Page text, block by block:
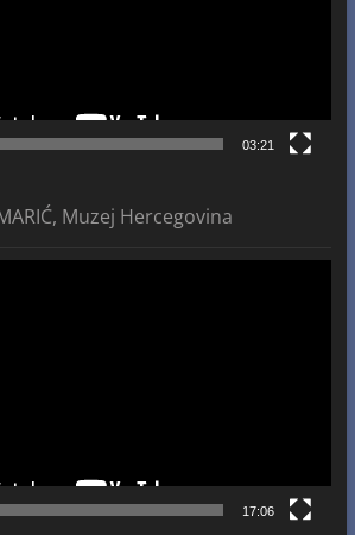
03:21
Muzej Hercegovina
17:06